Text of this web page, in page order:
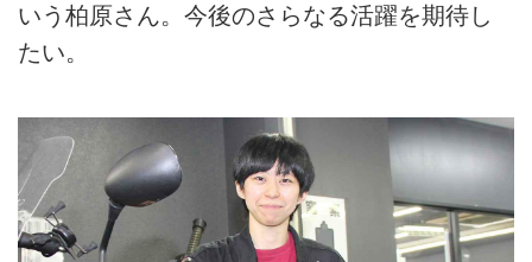
いう柏原さん。今後のさらなる活躍を期待し
たい。